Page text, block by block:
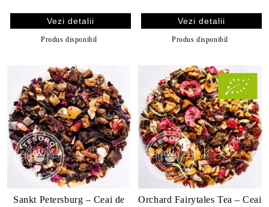
Vezi detalii
Produs disponibil
Vezi detalii
Produs disponibil
Sankt Petersburg – Ceai de
Orchard Fairytales Tea – Ceai